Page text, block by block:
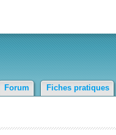
Forum Fiches pratiques